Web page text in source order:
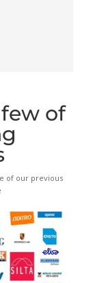
of
of our previous